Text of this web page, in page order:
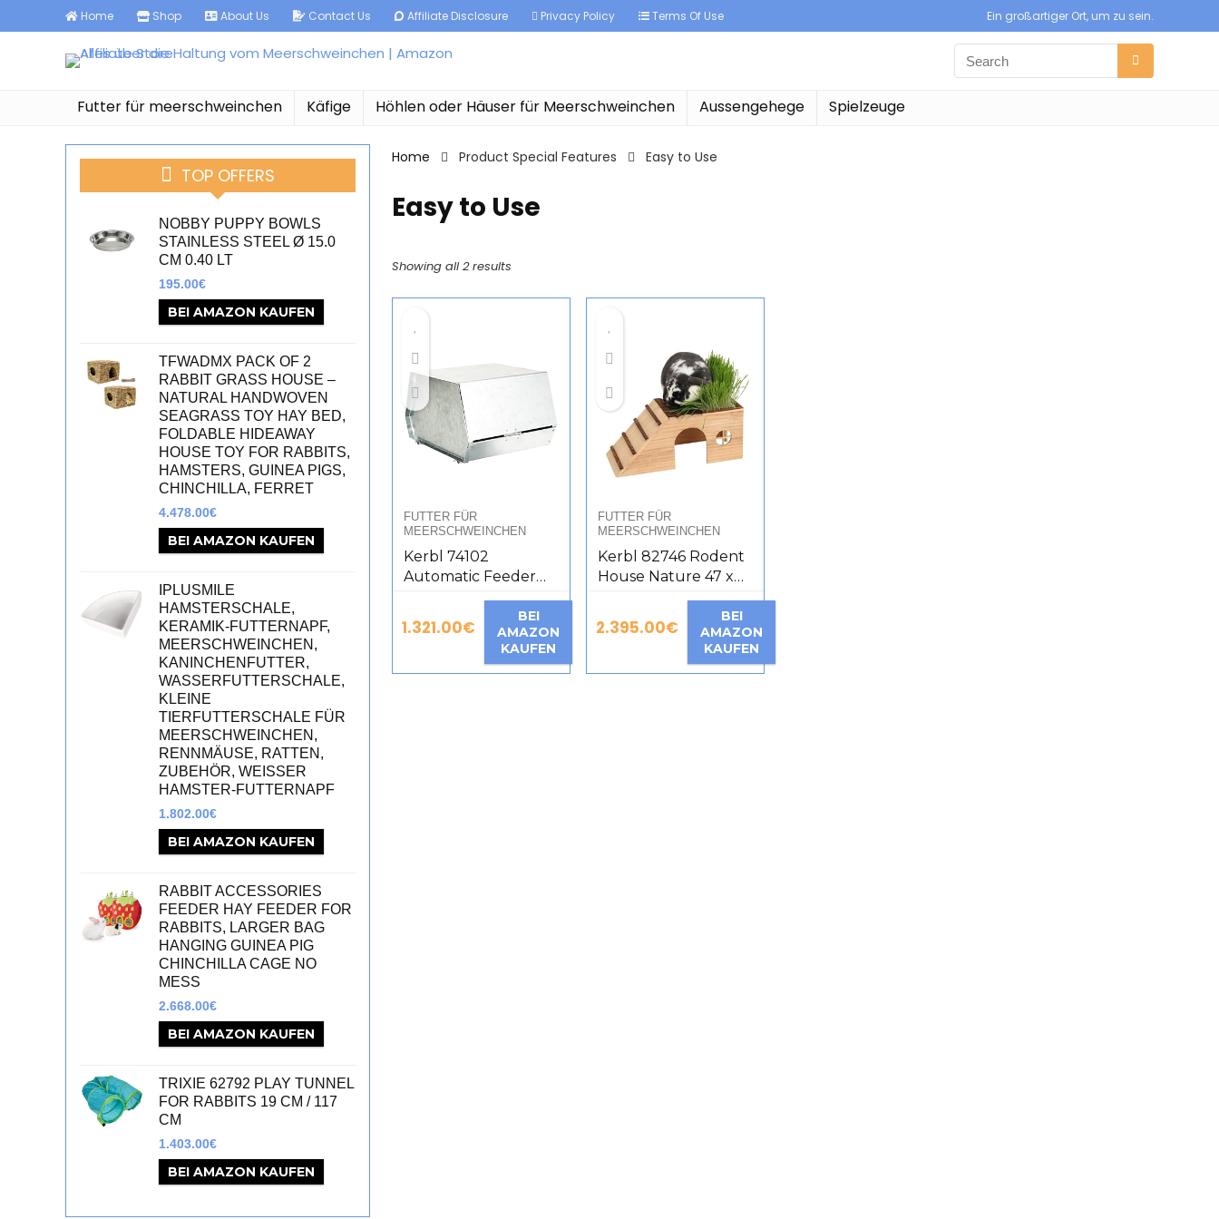
Home Shop About Us Contact Us Affiliate Disclosure Privacy Policy Terms Of Use Ein großartiger Ort, um zu sein.
Futter für meerschweinchen Käfige Höhlen oder Häuser für Meerschweinchen Aussengehege Spielzeuge
TOP OFFERS
NOBBY PUPPY BOWLS
STAINLESS STEEL Ø 15.0
CM 0.40 LT
195.00€
BEI AMAZON KAUFEN
TFWADMX PACK OF 2
RABBIT GRASS HOUSE –
NATURAL HANDWOVEN
SEAGRASS TOY HAY BED,
FOLDABLE HIDEAWAY
HOUSE TOY FOR RABBITS,
HAMSTERS, GUINEA PIGS,
CHINCHILLA, FERRET
4.478.00€
BEI AMAZON KAUFEN
IPLUSMILE
HAMSTERSCHALE,
KERAMIK-FUTTERNAPF,
MEERSCHWEINCHEN,
KANINCHENFUTTER,
WASSERFUTTERSCHALE,
KLEINE
TIERFUTTERSCHALE FÜR
MEERSCHWEINCHEN,
RENNMÄUSE, RATTEN,
ZUBEHÖR, WEISSER H
AMSTER-FUTTERNAPF
1.802.00€
BEI AMAZON KAUFEN
RABBIT ACCESSORIES
FEEDER HAY FEEDER FOR
RABBITS, LARGER BAG
HANGING GUINEA PIG
CHINCHILLA CAGE NO
MESS
2.668.00€
BEI AMAZON KAUFEN
TRIXIE 62792 PLAY TUNNEL
FOR RABBITS 19 CM / 117
CM
1.403.00€
BEI AMAZON KAUFEN
Home Product Special Features ‎Easy to Use
‎Easy to Use
Showing all 2 results
FUTTER FÜR
MEERSCHWEINCHEN
Kerbl 74102
Automatic Feeder
for Rabbits with 2
Metal Breeding
Places
1.321.00€
BEI
AMAZON
KAUFEN
FUTTER FÜR
MEERSCHWEINCHEN
Kerbl 82746 Rodent
House Nature 47 x
22 x 20 cm with
Ramp and
Integrated Feeding
2.395.00€
BEI
AMAZON
KAUFEN